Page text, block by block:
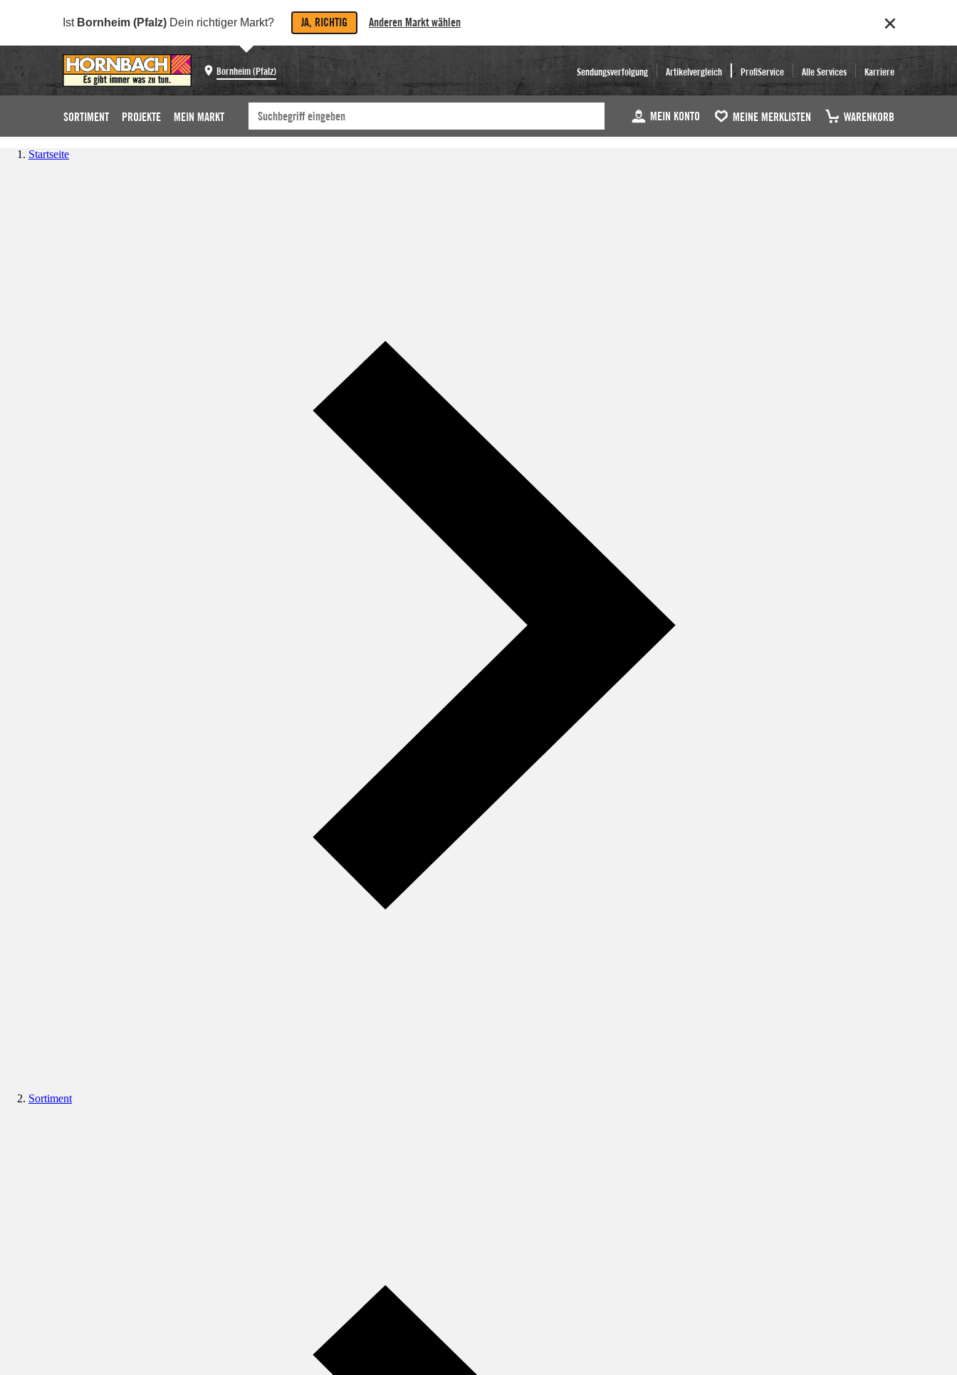
Ist Bornheim (Pfalz) Dein richtiger Markt? JA, RICHTIG Anderen Markt wählen
Bornheim (Pfalz) Sendungsverfolgung Artikelvergleich ProfiService Alle Services Karriere
SORTIMENT PROJEKTE MEIN MARKT MEIN KONTO MEINE MERKLISTEN WARENKORB
Startseite
Sortiment